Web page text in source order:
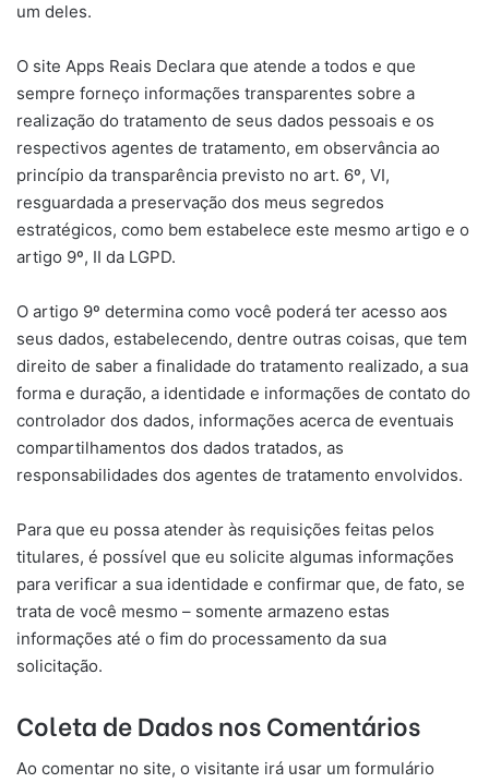
um deles.
O site Apps Reais Declara que atende a todos e que
sempre forneço informações transparentes sobre a
realização do tratamento de seus dados pessoais e os
respectivos agentes de tratamento, em observância ao
princípio da transparência previsto no art. 6º, VI,
resguardada a preservação dos meus segredos
estratégicos, como bem estabelece este mesmo artigo e o
artigo 9º, II da LGPD.
O artigo 9º determina como você poderá ter acesso aos
seus dados, estabelecendo, dentre outras coisas, que tem
direito de saber a finalidade do tratamento realizado, a sua
forma e duração, a identidade e informações de contato do
controlador dos dados, informações acerca de eventuais
compartilhamentos dos dados tratados, as
responsabilidades dos agentes de tratamento envolvidos.
Para que eu possa atender às requisições feitas pelos
titulares, é possível que eu solicite algumas informações
para verificar a sua identidade e confirmar que, de fato, se
trata de você mesmo – somente armazeno estas
informações até o fim do processamento da sua
solicitação.
Coleta de Dados nos Comentários
Ao comentar no site, o visitante irá usar um formulário